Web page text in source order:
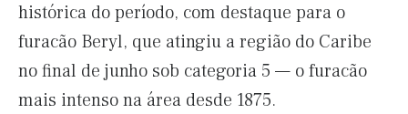
histórica do período, com destaque para o
furacão Beryl, que atingiu a região do Caribe
no final de junho sob categoria 5 — o furacão
mais intenso na área desde 1875.